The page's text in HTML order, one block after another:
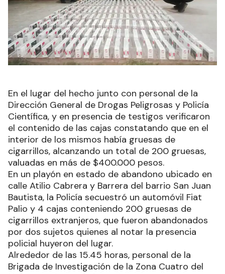
En el lugar del hecho junto con personal de la
Dirección General de Drogas Peligrosas y Policía
Científica, y en presencia de testigos verificaron
el contenido de las cajas constatando que en el
interior de los mismos había gruesas de
cigarrillos, alcanzando un total de 200 gruesas,
valuadas en más de $400.000 pesos.
En un playón en estado de abandono ubicado en
calle Atilio Cabrera y Barrera del barrio San Juan
Bautista, la Policía secuestró un automóvil Fiat
Palio y 4 cajas conteniendo 200 gruesas de
cigarrillos extranjeros, que fueron abandonados
por dos sujetos quienes al notar la presencia
policial huyeron del lugar.
Alrededor de las 15.45 horas, personal de la
Brigada de Investigación de la Zona Cuatro del